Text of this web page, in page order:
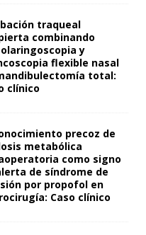
traqueal
combinando
y
flexible nasal
total:
clínico
precoz de
metabólica
como signo
de síndrome de
por propofol en
Caso clínico